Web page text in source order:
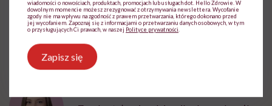
wiadomości o nowościach, produktach, promocjach lub usługach dot. Hello Zdrowie. W
dowolnym momencie możesz zrezygnować z otrzymywania newslettera. Wycofanie
zgody nie ma wpływu na zgodność z prawem przetwarzania, którego dokonano przed
jej wycofaniem. Zapoznaj się z informacjami o przetwarzaniu danych osobowych, w tym
o przysługujących Ci prawach, w naszej Polityce prywatności
Zapisz się